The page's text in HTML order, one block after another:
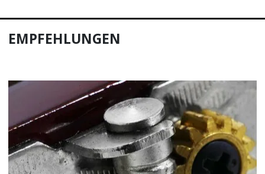
EMPFEHLUNGEN